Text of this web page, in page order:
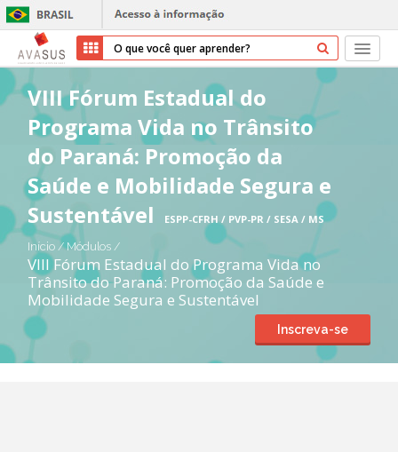
Início
Cursos
Parceiros
Sobre nós
Transparência
Ajuda
VIII Fórum Estadual do
Programa Vida no Trânsito
do Paraná: Promoção da
Saúde e Mobilidade Segura e
Sustentável
ESPP-CFRH / PVP-PR / SESA / MS
Início / Módulos/
VIII Fórum Estadual do Programa Vida no
Trânsito do Paraná: Promoção da Saúde e
Mobilidade Segura e Sustentável
Inscreva-se